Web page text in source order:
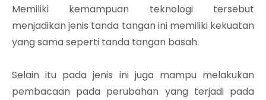
Memiliki kemampuan teknologi tersebut
menjadikan jenis tanda tangan ini memiliki kekuatan
yang sama seperti tanda tangan basah.
Selain itu pada jenis ini juga mampu melakukan
pembacaan pada perubahan yang terjadi pada